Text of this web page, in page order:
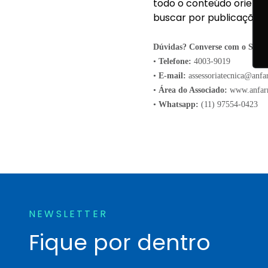
todo o conteúdo
buscar por publicações
Dúvidas? Converse com o
• Telefone: 4003-9019
• E-mail:
• Área do Associado:
• Whatsapp: (11) 97554-0423
NEWSLETTER
Fique por dentro